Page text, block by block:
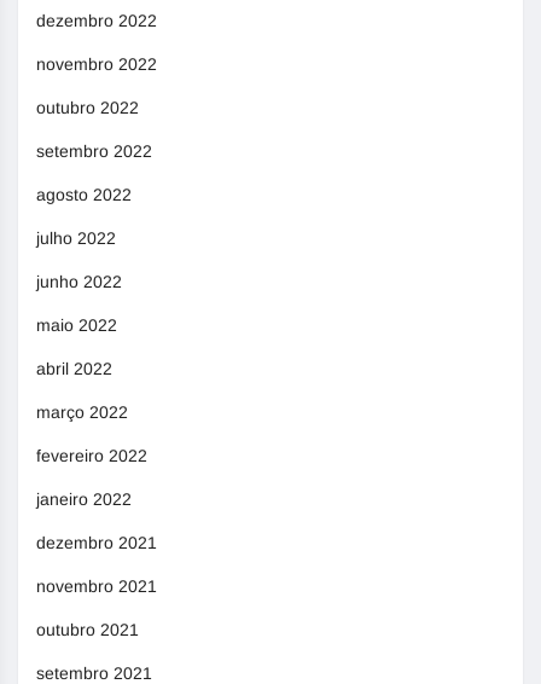
dezembro 2022
novembro 2022
outubro 2022
setembro 2022
agosto 2022
julho 2022
junho 2022
maio 2022
abril 2022
março 2022
fevereiro 2022
janeiro 2022
dezembro 2021
novembro 2021
outubro 2021
setembro 2021